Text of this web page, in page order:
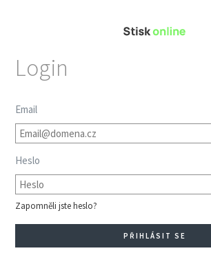
Login
Email
Heslo
Zapomněli jste heslo?